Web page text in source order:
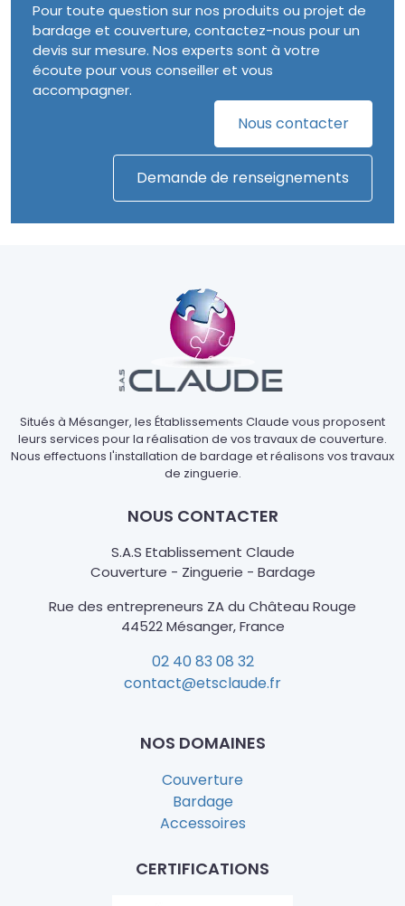
Pour toute question sur nos produits ou projet de
bardage et couverture, contactez-nous pour un
devis sur mesure. Nos experts sont à votre
écoute pour vous conseiller et vous
accompagner.
Nous contacter
Demande de renseignements
Situés à Mésanger, les Établissements Claude vous proposent
leurs services pour la réalisation de vos travaux de couverture.
Nous effectuons l'installation de bardage et réalisons vos travaux
de zinguerie.
NOUS CONTACTER
S.A.S Etablissement Claude
Couverture - Zinguerie - Bardage
Rue des entrepreneurs ZA du Château Rouge
44522 Mésanger, France
02 40 83 08 32
contact@etsclaude.fr
NOS DOMAINES
Couverture
Bardage
Accessoires
CERTIFICATIONS